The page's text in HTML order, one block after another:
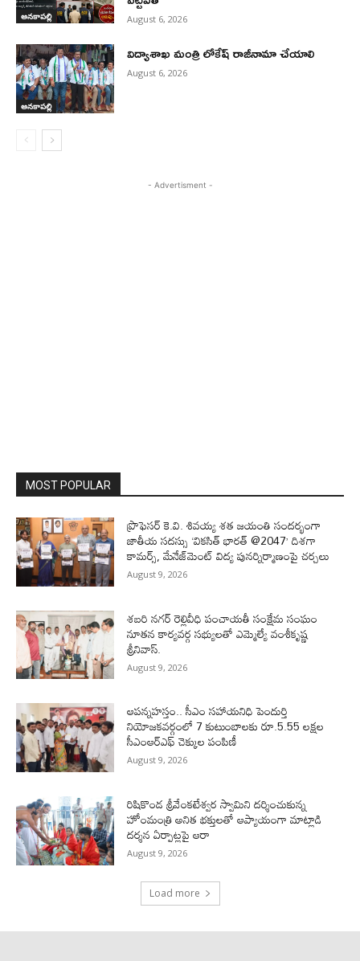
అనకాపల్లి August 6, 2026
అనకాపల్లి
విద్యాశాఖ మంత్రి లోకేష్ రాజీనామా చేయాలి
August 6, 2026
- Advertisment -
MOST POPULAR
ప్రొఫెసర్‌ కె.వి. శివయ్య శత జయంతి సందర్భంగా
జాతీయ సదస్సు ‘వికసిత్‌ భారత్‌ @2047’ దిశగా
కామర్స్‌, మేనేజ్‌మెంట్‌ విద్య పునర్నిర్మాణంపై చర్చలు
August 9, 2026
శబరి నగర్ రెల్లివీధి పంచాయతీ సంక్షేమ సంఘం
నూతన కార్యవర్గ సభ్యులతో ఎమ్మెల్యే వంశీకృష్ణ
శ్రీనివాస్.
August 9, 2026
ఆపన్నహస్తం.. సీఎం సహాయనిధి పెందుర్తి
నియోజకవర్గంలో 7 కుటుంబాలకు రూ.5.55 లక్షల
సీఎంఆర్‌ఎఫ్ చెక్కుల పంపిణీ
August 9, 2026
రిషికొండ శ్రీవేంకటేశ్వర స్వామిని దర్శించుకున్న
హోంమంత్రి అనిత భక్తులతో ఆప్యాయంగా మాట్లాడి
దర్శన ఏర్పాట్లపై ఆరా
August 9, 2026
Load more